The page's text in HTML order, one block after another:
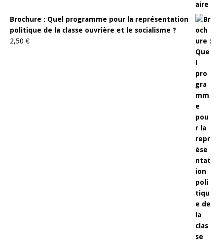
Brochure : Quel programme pour la représentation
politique de la classe ouvrière et le socialisme ?
2,50 €